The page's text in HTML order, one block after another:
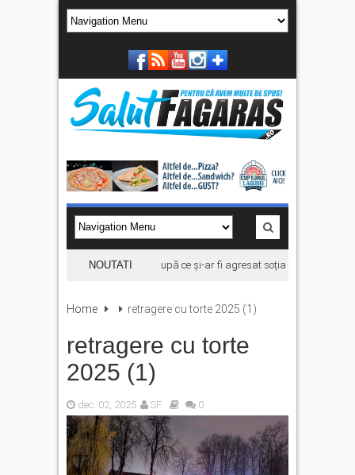
NOUTATI
Bărbat din Victoria, reținut după ce și-ar fi agresat soția de două ori în
Home retragere cu torte 2025 (1)
retragere cu torte
2025 (1)
dec. 02, 2025 SF 0